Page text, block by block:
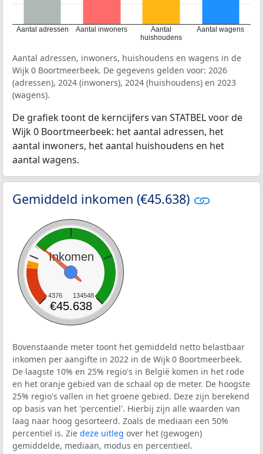
Aantal adressen Aantal inwoners
Aantal
huishoudens
Aantal wagens
Aantal adressen, inwoners, huishoudens en wagens in de
Wijk 0 Boortmeerbeek. De gegevens gelden voor: 2026
(adressen), 2024 (inwoners), 2024 (huishoudens) en 2023
(wagens).
De grafiek toont de kerncijfers van STATBEL voor de
Wijk 0 Boortmeerbeek: het aantal adressen, het
aantal inwoners, het aantal huishoudens en het
aantal wagens.
Gemiddeld inkomen (€45.638)
Inkomen
4376 134548
€45.638
Bovenstaande meter toont het gemiddeld netto belastbaar
inkomen per aangifte in 2022 in de Wijk 0 Boortmeerbeek.
De laagste 10% en 25% regio's in België komen in het rode
en het oranje gebied van de schaal op de meter. De hoogste
25% regio's vallen in het groene gebied. Deze zijn berekend
op basis van het 'percentiel'. Hierbij zijn alle waarden van
laag naar hoog gesorteerd. Zoals de mediaan een 50%
percentiel is. Zie deze uitleg over het (gewogen)
gemiddelde, mediaan, modus en percentieel.